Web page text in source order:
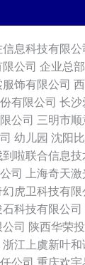
信息科技有限公
公司 企业总
饰有限公司
有限公司 长沙
公司 三明市顺
幼儿园 沈阳
到啦联合信息技
司
上海奇天
虎卫科技有限
科技有限公司
司 陕西华荣
浙江上虞新叶
公司 重庆欢宇